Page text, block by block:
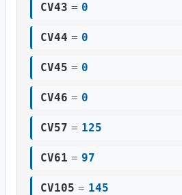
CV43 = 0
CV44 = 0
CV45 = 0
CV46 = 0
CV57 = 125
CV61 = 97
CV105 = 145